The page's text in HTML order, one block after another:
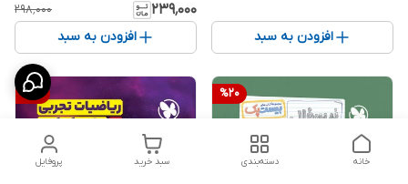
افزودن به سبد
۲۳۹٬۰۰۰ ۲۹۸٬۰۰۰
افزودن به سبد
%20
%20
پروفایل سبد خرید دسته‌بندی خانه